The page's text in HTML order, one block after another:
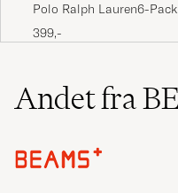
Polo Ralph Lauren6-Pack
Performance Crew
399,-
Andet fra